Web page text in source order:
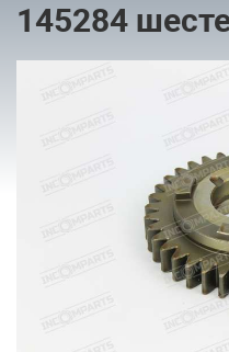
145284